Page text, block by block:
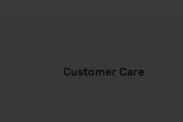
Customer Care